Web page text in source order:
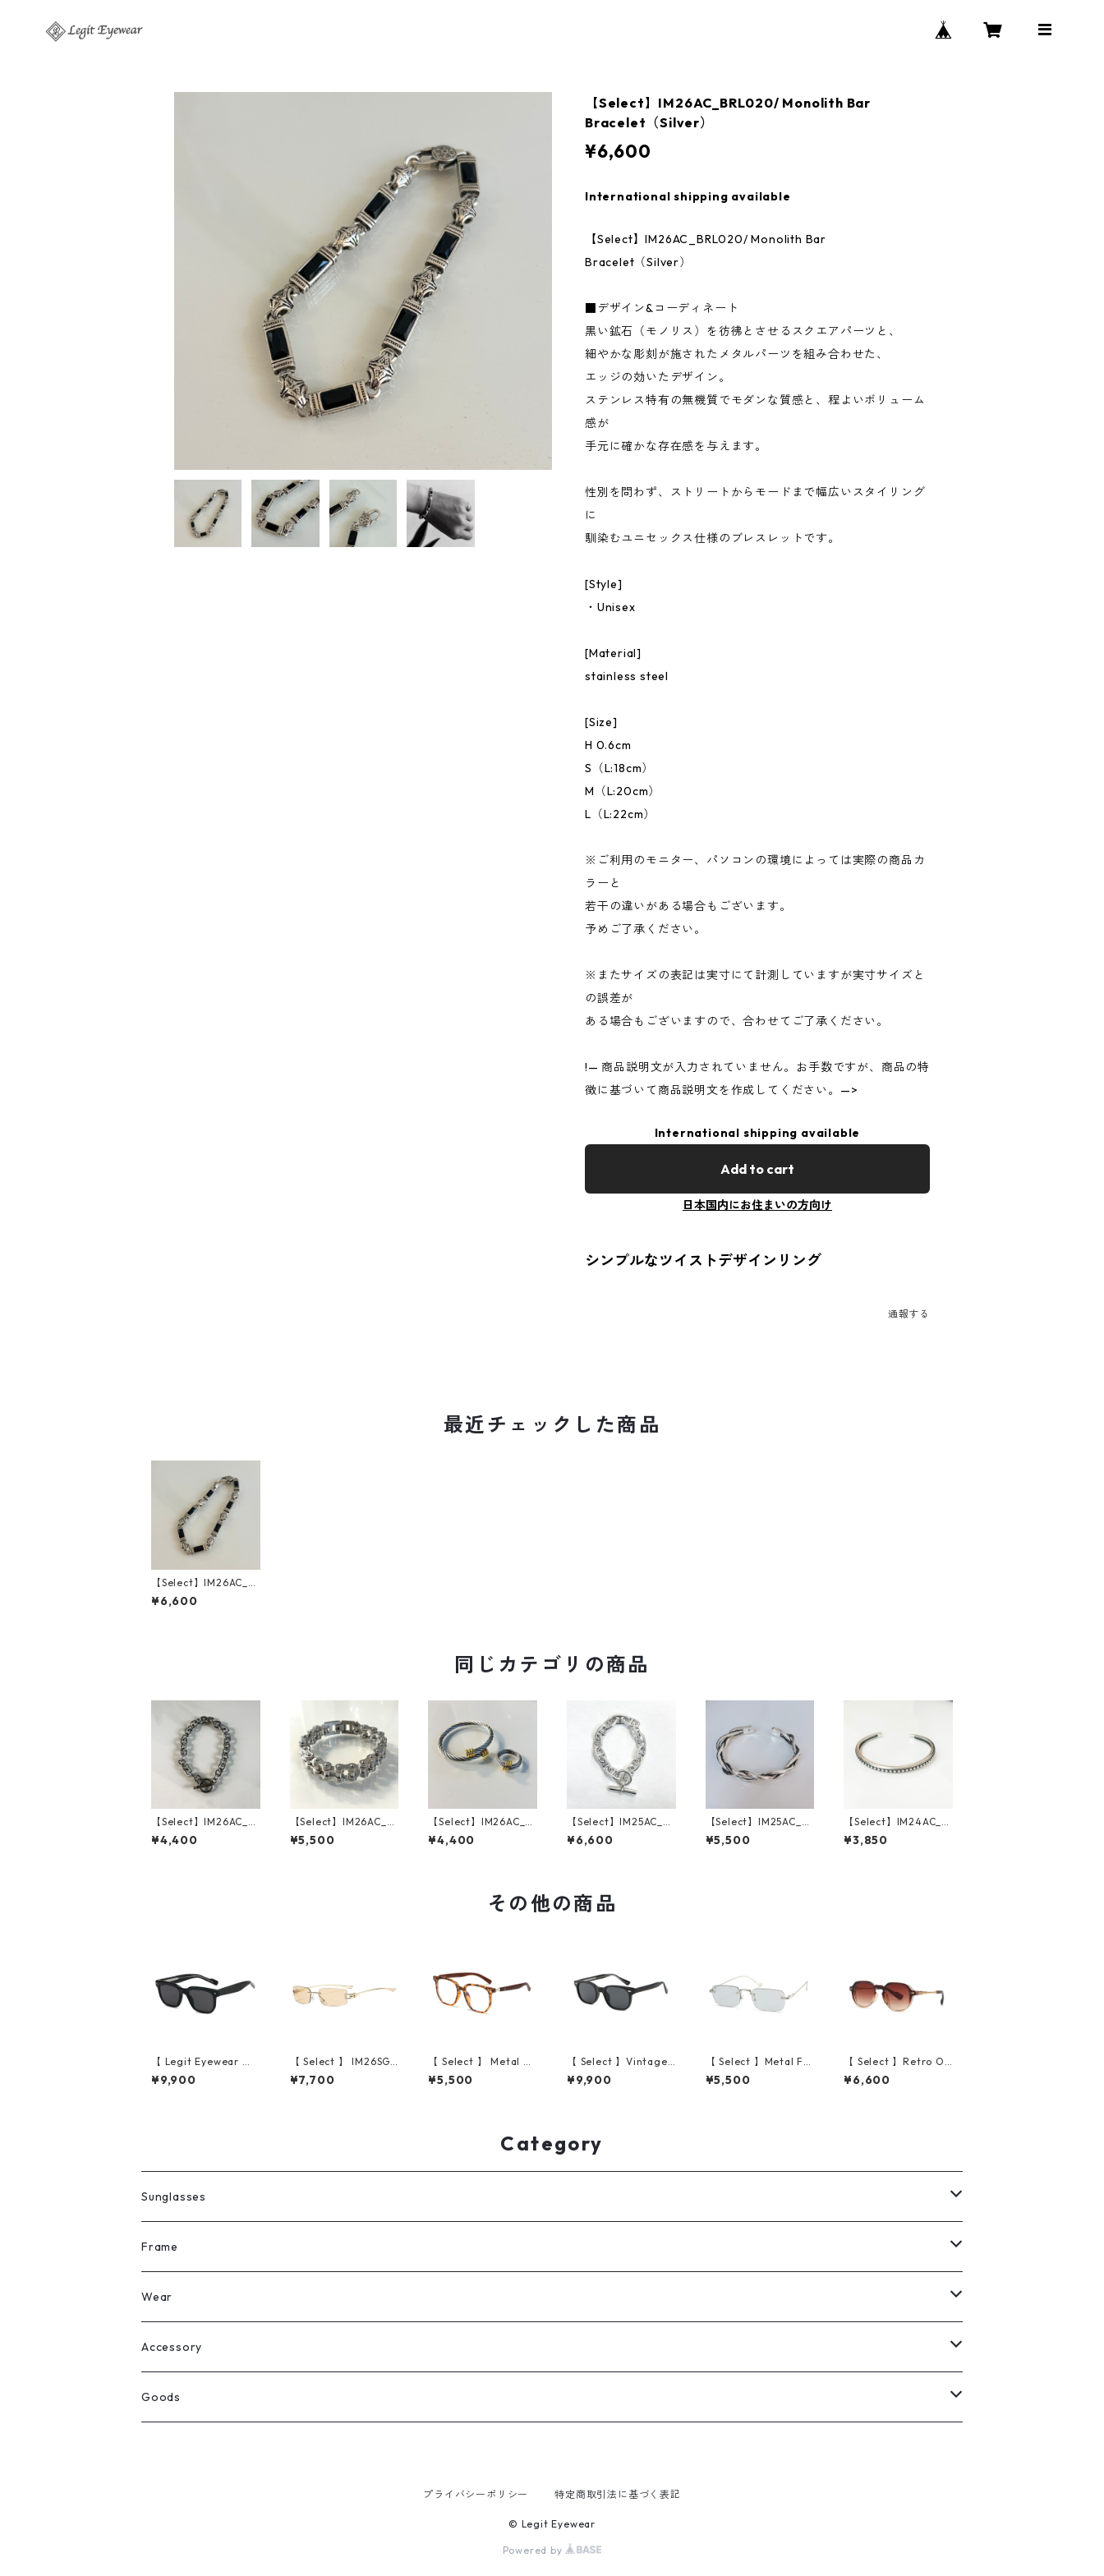
【Select】IM26AC_BRL020/ Monolith Bar
Bracelet（Silver）
¥6,600
International shipping available
【Select】IM26AC_BRL020/ Monolith Bar
Bracelet（Silver）
■デザイン&コーディネート
黒い鉱石（モノリス）を彷彿とさせるスクエアパーツと、
細やかな彫刻が施されたメタルパーツを組み合わせた、
エッジの効いたデザイン。
ステンレス特有の無機質でモダンな質感と、程よいボリューム
感が
手元に確かな存在感を与えます。
性別を問わず、ストリートからモードまで幅広いスタイリング
に
馴染むユニセックス仕様のブレスレットです。
[Style]
・Unisex
[Material]
stainless steel
[Size]
H 0.6cm
S（L:18cm）
M（L:20cm）
L（L:22cm）
※ご利用のモニター、パソコンの環境によっては実際の商品カ
ラーと
若干の違いがある場合もございます。
予めご了承ください。
※またサイズの表記は実寸にて計測していますが実寸サイズと
の誤差が
ある場合もございますので、合わせてご了承ください。
!— 商品説明文が入力されていません。お手数ですが、商品の特
徴に基づいて商品説明文を作成してください。—>
International shipping available
Add to cart
日本国内にお住まいの方向け
シンプルなツイストデザインリング
通報する
最近チェックした商品
【Select】IM26AC_B
RL020/ Monolith Ba
r Bracelet（Silver）
¥6,600
同じカテゴリの商品
【Select】IM26AC_B
RL021/ Toggle Anch
or Chain Bracelet（S
¥4,400
【Select】IM26AC_B
RL019/ Bike Chain Br
acelet（Silver）
¥5,500
【Select】IM26AC_B
RL017/ Rope Motif B
angle & Ring Set（Si
¥4,400
【Select】IM25AC_B
RL016/ Diamond mo
tif bangle（Silver）
¥6,600
【Select】IM25AC_B
RL013 / Braided Ban
gle #2 （Silver）
¥5,500
【Select】IM24AC_B
RL005 / Dotline Sim
ple bangle（Silver）
¥3,850
その他の商品
【 Legit Eyewear 】S
unglasses Sutoku (Bl
ack/Grey)
¥9,900
【 Select 】 IM26SG0
191 / Rectangle Riml
ess Sunglasses(Gol
¥7,700
【 Select 】 Metal Ar
tificial Wood Vintag
e Sunglasses (Leopa
¥5,500
【 Select 】Vintage
Square High Quality
Sunglasses (Black/G
¥9,900
【 Select 】Metal Fla
me Rimless Squarer
Sunglasses #1 (Silve
¥5,500
【 Select 】Retro Ov
al Rivets design Sun
glasses (Clear Brow
¥6,600
Category
Sunglasses
All
Legit Eyewear
Select
Frame
ボストン
ウェリントン
スクエア
Wear
All
Tee
Accessory
Ring
Goods
プライバシーポリシー 特定商取引法に基づく表記
© Legit Eyewear
Powered by